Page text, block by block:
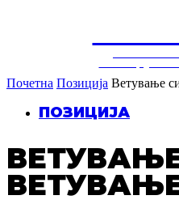
Почетна Позиција Ветување
ПОЗИЦИЈА